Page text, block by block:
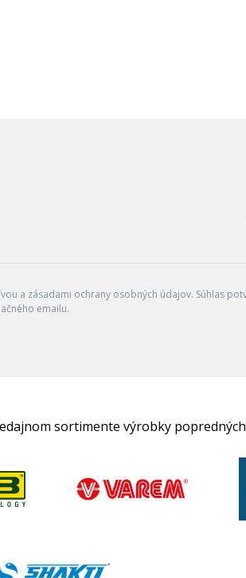
a zásadami ochrany osobných údajov. Súhlas
emailu.
sortimente výrobky